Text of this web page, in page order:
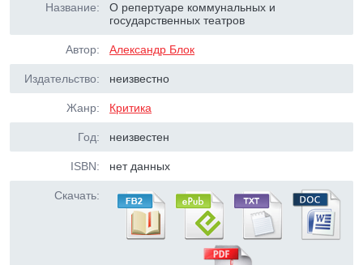
Название:
О репертуаре коммунальных и
государственных театров
Автор: Александр Блок
Издательство: неизвестно
Жанр: Критика
Год: неизвестен
ISBN: нет данных
Скачать: